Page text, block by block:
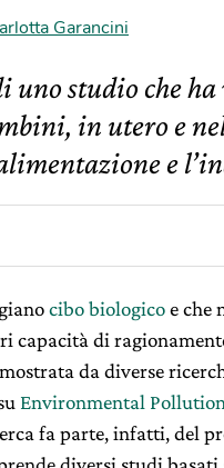
Garancini
studio che ha
in utero e
e
cibo biologicoe che
capacità di
da diverse
Environmental Pollution
fa parte, infatti, del